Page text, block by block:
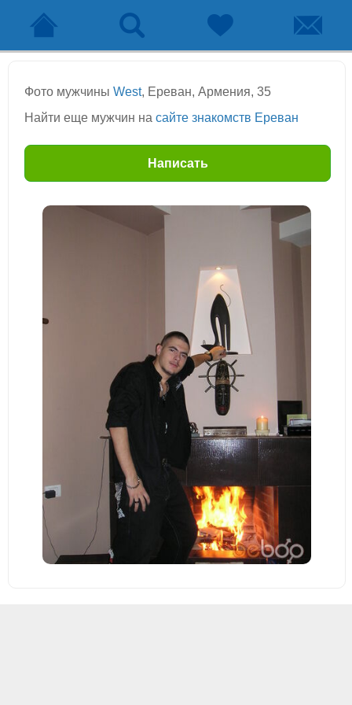
Фото мужчины West, Ереван, Армения, 35
Найти еще мужчин на сайте знакомств Ереван
Написать